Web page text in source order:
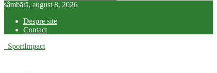
sâmbătă, august 8, 2026
Despre site
Contact
SportImpact